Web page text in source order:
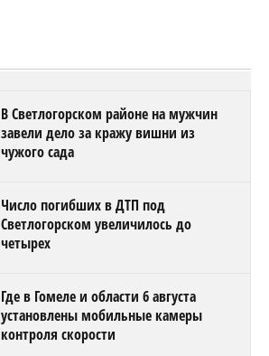
В Светлогорском районе на мужчин
завели дело за кражу вишни из
чужого сада
Число погибших в ДТП под
Светлогорском увеличилось до
четырех
Где в Гомеле и области 6 августа
установлены мобильные камеры
контроля скорости